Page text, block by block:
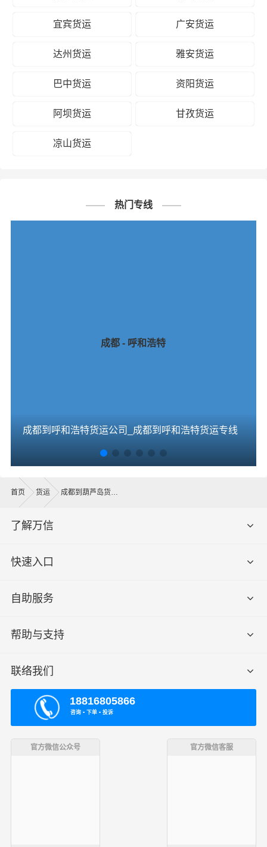
宜宾货运 广安货运
达州货运 雅安货运
巴中货运 资阳货运
阿坝货运 甘孜货运
凉山货运
热门专线
成都 - 呼和浩特
成都到呼和浩特货运公司_成都到呼和浩特货运专线
首页 货运 成都到葫芦岛货运公司
了解万信
快速入口
自助服务
帮助与支持
联络我们
18816805866
咨询 ▪ 下单 ▪ 投诉
官方微信公众号 官方微信客服